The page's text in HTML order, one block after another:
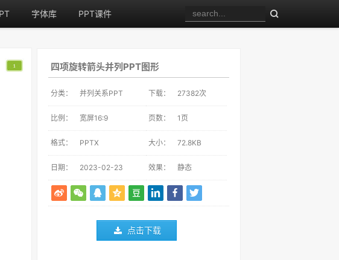
字体库 PPT课件
四项旋转箭头并列PPT图形
分类： 并列关系PPT 下载： 27382次
比例： 宽屏16:9 页数： 1页
格式： PPTX 大小： 72.8KB
日期： 2023-02-23 效果： 静态
点击下载